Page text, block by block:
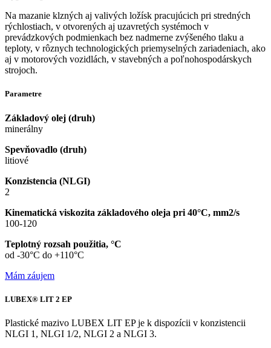
Na mazanie klzných aj valivých ložísk pracujúcich pri stredných
rýchlostiach, v otvorených aj uzavretých systémoch v
prevádzkových podmienkach bez nadmerne zvýšeného tlaku a
teploty, v rôznych technologických priemyselných zariadeniach, ako
aj v motorových vozidlách, v stavebných a poľnohospodárskych
strojoch.
Parametre
Základový olej (druh)
minerálny
Spevňovadlo (druh)
litiové
Konzistencia (NLGI)
2
Kinematická viskozita základového oleja pri 40°C, mm2/s
100-120
Teplotný rozsah použitia, °C
od -30°C do +110°C
Mám záujem
LUBEX® LIT 2 EP
Plastické mazivo LUBEX LIT EP je k dispozícii v konzistencii
NLGI 1, NLGI 1/2, NLGI 2 a NLGI 3.